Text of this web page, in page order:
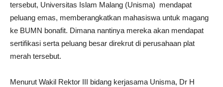
tersebut, Universitas Islam Malang (Unisma) mendapat
peluang emas, memberangkatkan mahasiswa untuk magang
ke BUMN bonafit. Dimana nantinya mereka akan mendapat
sertifikasi serta peluang besar direkrut di perusahaan plat
merah tersebut.
Menurut Wakil Rektor III bidang kerjasama Unisma, Dr H